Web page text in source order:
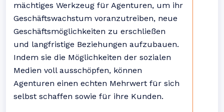
mächtiges Werkzeug für Agenturen, um ihr
Geschäftswachstum voranzutreiben, neue
Geschäftsmöglichkeiten zu erschließen
und langfristige Beziehungen aufzubauen.
Indem sie die Möglichkeiten der sozialen
Medien voll ausschöpfen, können
Agenturen einen echten Mehrwert für sich
selbst schaffen sowie für ihre Kunden.